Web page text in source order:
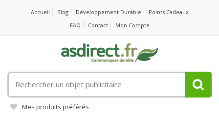
Accueil Blog Développement Durable
Points Cadeaux
FAQ
Contact Mon Compte
un
objet
publicitaire
Mes produits préférés